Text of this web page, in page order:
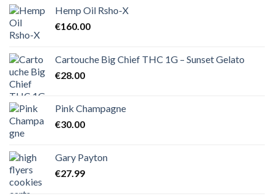
Hemp Oil Rsho-X
€160.00
Cartouche Big Chief THC 1G – Sunset Gelato
€28.00
Pink Champagne
€30.00
Gary Payton
€27.99